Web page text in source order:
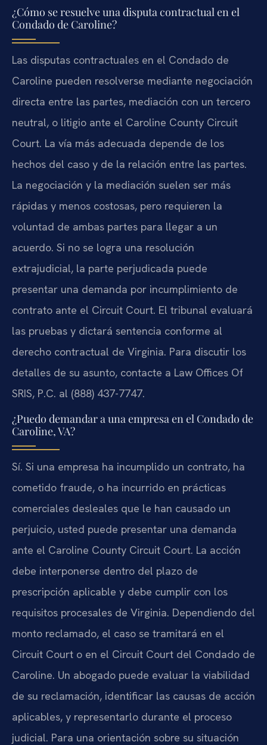
¿Cómo se resuelve una disputa contractual en el
Condado de Caroline?
Las disputas contractuales en el Condado de
Caroline pueden resolverse mediante negociación
directa entre las partes, mediación con un tercero
neutral, o litigio ante el Caroline County Circuit
Court. La vía más adecuada depende de los
hechos del caso y de la relación entre las partes.
La negociación y la mediación suelen ser más
rápidas y menos costosas, pero requieren la
voluntad de ambas partes para llegar a un
acuerdo. Si no se logra una resolución
extrajudicial, la parte perjudicada puede
presentar una demanda por incumplimiento de
contrato ante el Circuit Court. El tribunal evaluará
las pruebas y dictará sentencia conforme al
derecho contractual de Virginia. Para discutir los
detalles de su asunto, contacte a Law Offices Of
SRIS, P.C. al (888) 437-7747.
¿Puedo demandar a una empresa en el Condado de
Caroline, VA?
Sí. Si una empresa ha incumplido un contrato, ha
cometido fraude, o ha incurrido en prácticas
comerciales desleales que le han causado un
perjuicio, usted puede presentar una demanda
ante el Caroline County Circuit Court. La acción
debe interponerse dentro del plazo de
prescripción aplicable y debe cumplir con los
requisitos procesales de Virginia. Dependiendo del
monto reclamado, el caso se tramitará en el
Circuit Court o en el Circuit Court del Condado de
Caroline. Un abogado puede evaluar la viabilidad
de su reclamación, identificar las causas de acción
aplicables, y representarlo durante el proceso
judicial. Para una orientación sobre su situación